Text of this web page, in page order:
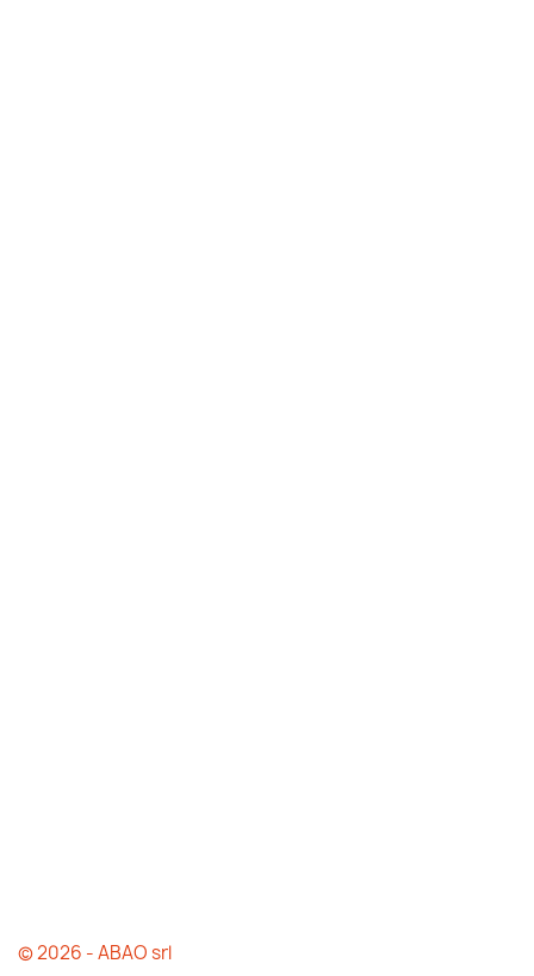
© 2026 - ABAO srl